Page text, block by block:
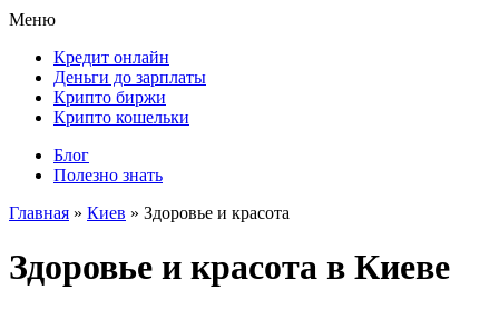
Меню
Кредит онлайн
Деньги до зарплаты
Крипто биржи
Крипто кошельки
Блог
Полезно знать
Главная » Киев » Здоровье и красота
Здоровье и красота в Киеве